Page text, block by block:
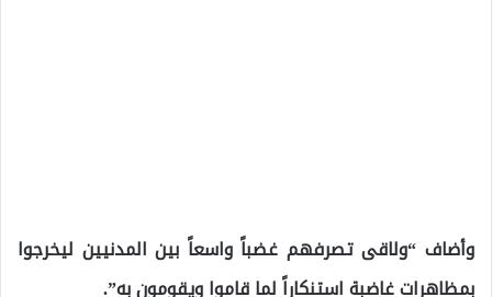
وأضاف “ولاقى تصرفهم غضباً واسعاً بين المدنيين ليخرجوا
بمظاهرات غاضبة استنكاراً لما قاموا ويقومون به”.